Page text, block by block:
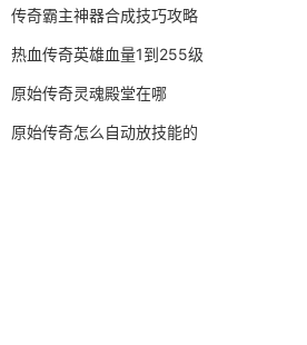
传奇霸主神器合成技巧攻略
热血传奇英雄血量1到255级
原始传奇灵魂殿堂在哪
原始传奇怎么自动放技能的